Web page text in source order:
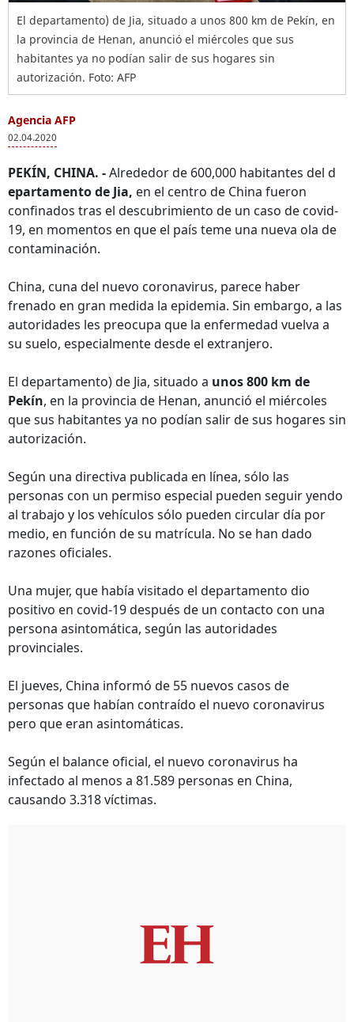
El departamento) de Jia, situado a unos 800 km de Pekín, en
la provincia de Henan, anunció el miércoles que sus
habitantes ya no podían salir de sus hogares sin
autorización. Foto: AFP
Agencia AFP
02.04.2020
PEKÍN, CHINA. -Alrededor de 600,000 habitantes del d
epartamento de Jia, en el centro de China fueron
confinados tras el descubrimiento de un caso de covid-
19, en momentos en que el país teme una nueva ola de
contaminación.
China, cuna del nuevo coronavirus, parece haber
frenado en gran medida la epidemia. Sin embargo, a las
autoridades les preocupa que la enfermedad vuelva a
su suelo, especialmente desde el extranjero.
El departamento) de Jia, situado a unos 800 km de
Pekín, en la provincia de Henan, anunció el miércoles
que sus habitantes ya no podían salir de sus hogares sin
autorización.
Según una directiva publicada en línea, sólo las
personas con un permiso especial pueden seguir yendo
al trabajo y los vehículos sólo pueden circular día por
medio, en función de su matrícula. No se han dado
razones oficiales.
Una mujer, que había visitado el departamento dio
positivo en covid-19 después de un contacto con una
persona asintomática, según las autoridades
provinciales.
El jueves, China informó de 55 nuevos casos de
personas que habían contraído el nuevo coronavirus
pero que eran asintomáticas.
Según el balance oficial, el nuevo coronavirus ha
infectado al menos a 81.589 personas en China,
causando 3.318 víctimas.